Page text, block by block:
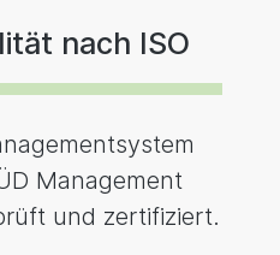
nach ISO
Management
und zertifiziert.